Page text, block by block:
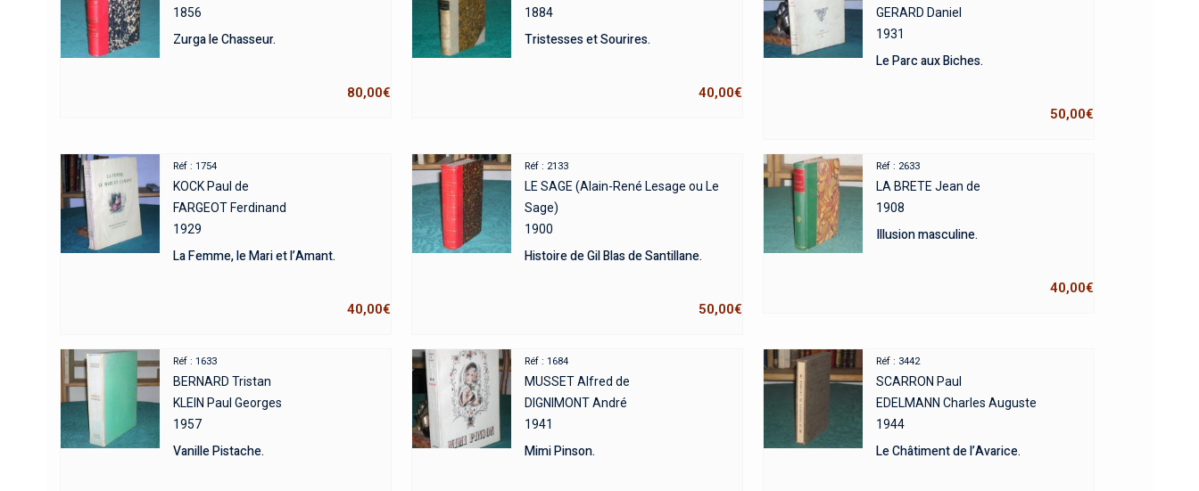
1856
Zurga le Chasseur.
80,00€
1884
Tristesses et Sourires.
40,00€
GERARD Daniel
1931
Le Parc aux Biches.
50,00€
Réf : 1754
KOCK Paul de
FARGEOT Ferdinand
1929
La Femme, le Mari et l’Amant.
40,00€
Réf : 2133
LE SAGE (Alain-René Lesage ou Le
Sage)
1900
Histoire de Gil Blas de Santillane.
50,00€
Réf : 2633
LA BRETE Jean de
1908
Illusion masculine.
40,00€
Réf : 1633
BERNARD Tristan
KLEIN Paul Georges
1957
Vanille Pistache.
Réf : 1684
MUSSET Alfred de
DIGNIMONT André
1941
Mimi Pinson.
Réf : 3442
SCARRON Paul
EDELMANN Charles Auguste
1944
Le Châtiment de l’Avarice.